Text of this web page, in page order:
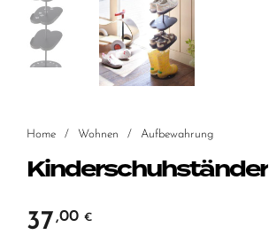
Home / Wohnen / Aufbewahrung
Kinderschuhständer
37,00 €